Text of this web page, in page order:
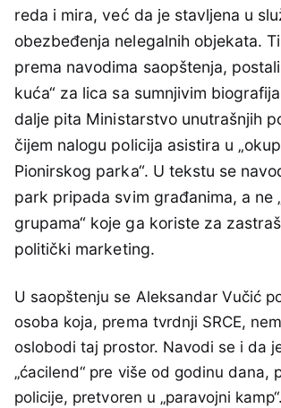
reda i mira, već da je stavljena u
obezbeđenja nelegalnih objekata.
prema navodima saopštenja,
kuća“ za lica sa sumnjivim
dalje pita Ministarstvo unutrašnjih
čijem nalogu policija asistira u
Pionirskog parka“. U tekstu se
park pripada svim građanima, a ne
grupama“ koje ga koriste za
politički marketing.
U saopštenju se Aleksandar Vučić
osoba koja, prema tvrdnji SRCE,
oslobodi taj prostor. Navodi se i da
„ćacilend“ pre više od godinu dana,
policije, pretvoren u „paravojni